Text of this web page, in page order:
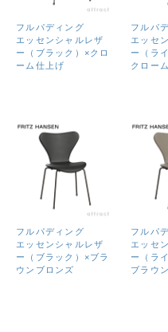
フルパディング
エッセンシャルレザ
ー（ブラック）×クロ
ーム仕上げ
フルパ
エッセ
ー（ラ
クロー
フルパディング
エッセンシャルレザ
ー（ブラック）×ブラ
ウンブロンズ
フルパ
エッセ
ー（ラ
ブラウ